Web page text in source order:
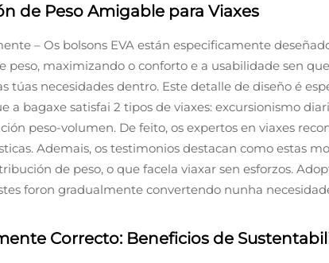
de Peso Amigable para Viaxes
– Os bolsons EVA están especificamente
peso, maximizando o conforto e a usabilidade sen
túas necesidades dentro. Este detalle de diseño é
a bagaxe satisfai 2 tipos de viaxes: excursionismo
peso-volumen. De feito, os expertos en viaxes
Ademais, os testimonios destacan como estas
de peso, o que facela viaxar sen esforzos.
foron gradualmente convertendo nunha
Correcto: Beneficios de